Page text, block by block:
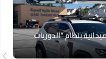
بنظام “الدوريات